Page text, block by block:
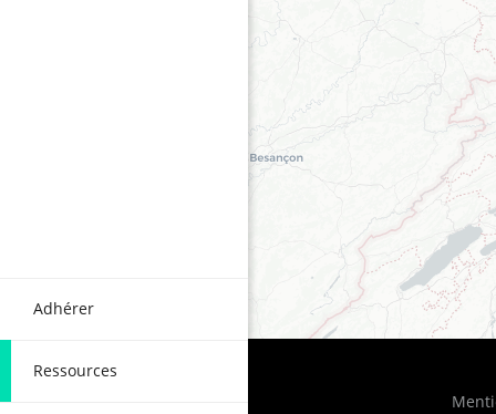
Adhérer
Ressources